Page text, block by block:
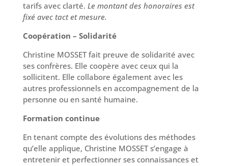
tarifs avec clarté. Le montant des honoraires est
fixé avec tact et mesure.
Coopération – Solidarité
Christine MOSSET fait preuve de solidarité avec
ses confrères. Elle coopère avec ceux qui la
sollicitent. Elle collabore également avec les
autres professionnels en accompagnement de la
personne ou en santé humaine.
Formation continue
En tenant compte des évolutions des méthodes
qu’elle applique, Christine MOSSET s’engage à
entretenir et perfectionner ses connaissances et